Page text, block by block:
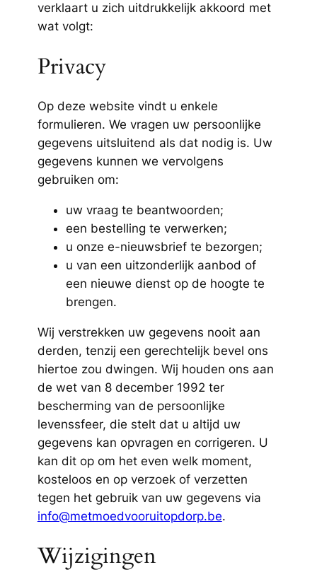
verklaart u zich uitdrukkelijk akkoord met
wat volgt:
Privacy
Op deze website vindt u enkele
formulieren. We vragen uw persoonlijke
gegevens uitsluitend als dat nodig is. Uw
gegevens kunnen we vervolgens
gebruiken om:
uw vraag te beantwoorden;
een bestelling te verwerken;
u onze e-nieuwsbrief te bezorgen;
u van een uitzonderlijk aanbod of
een nieuwe dienst op de hoogte te
brengen.
Wij verstrekken uw gegevens nooit aan
derden, tenzij een gerechtelijk bevel ons
hiertoe zou dwingen. Wij houden ons aan
de wet van 8 december 1992 ter
bescherming van de persoonlijke
levenssfeer, die stelt dat u altijd uw
gegevens kan opvragen en corrigeren. U
kan dit op om het even welk moment,
kosteloos en op verzoek of verzetten
tegen het gebruik van uw gegevens via
info@metmoedvooruitopdorp.be.
Wijzigingen